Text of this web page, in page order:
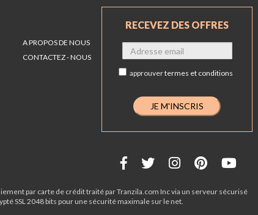
A PROPOS DE NOUS
CONTACTEZ - NOUS
RECEVEZ DES OFFRES
approuvertermes et conditions
par carte de crédit traité par Tranzila.com Inc via un serveur sécurisé
SSL 2048 bits pour une sécurité maximale sur le net.